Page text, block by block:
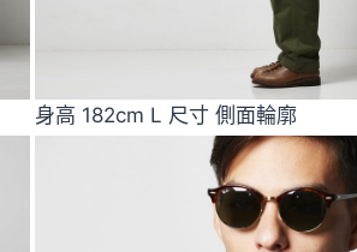
身高 182cm L 尺寸 側面輪廓